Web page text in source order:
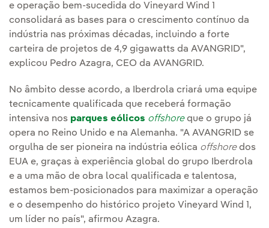
e operação bem-sucedida do Vineyard Wind 1
consolidará as bases para o crescimento contínuo da
indústria nas próximas décadas, incluindo a forte
carteira de projetos de 4,9 gigawatts da AVANGRID",
explicou Pedro Azagra, CEO da AVANGRID.
No âmbito desse acordo, a Iberdrola criará uma equipe
tecnicamente qualificada que receberá formação
intensiva nos parques eólicos offshoreque o grupo já
opera no Reino Unido e na Alemanha. "A AVANGRID se
orgulha de ser pioneira na indústria eólica offshore dos
EUA e, graças à experiência global do grupo Iberdrola
e a uma mão de obra local qualificada e talentosa,
estamos bem-posicionados para maximizar a operação
e o desempenho do histórico projeto Vineyard Wind 1,
um líder no país", afirmou Azagra.